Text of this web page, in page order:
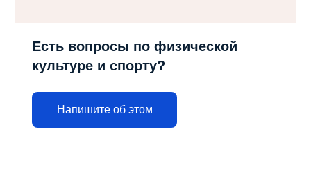
Есть вопросы по физической
культуре и спорту?
Напишите об этом